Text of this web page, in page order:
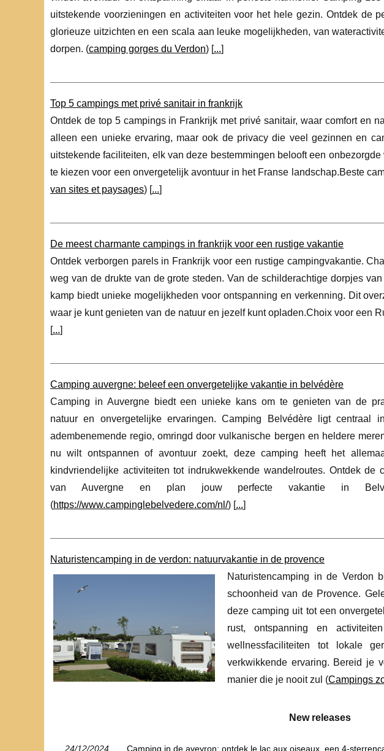
uitstekende voorzieningen en activiteiten voor het hele gezin. Ontdek de
glorieuze uitzichten en een scala aan leuke mogelijkheden, van
dorpen. (camping gorges du Verdon) [...]
Top 5 campings met privé sanitair in frankrijk
Ontdek de top 5 campings in Frankrijk met privé sanitair, waar comfort en
alleen een unieke ervaring, maar ook de privacy die veel gezinnen en
uitstekende faciliteiten, elk van deze bestemmingen belooft een
te kiezen voor een onvergetelijk avontuur in het Franse landschap.Beste
van sites et paysages) [...]
De meest charmante campings in frankrijk voor een rustige vakantie
Ontdek verborgen parels in Frankrijk voor een rustige campingvakantie.
weg van de drukte van de grote steden. Van de schilderachtige dorpjes
kamp biedt unieke mogelijkheden voor ontspanning en verkenning. Dit
waar je kunt genieten van de natuur en jezelf kunt opladen.Choix voor een
[...]
Camping auvergne: beleef een onvergetelijke vakantie in belvédère
Camping in Auvergne biedt een unieke kans om te genieten van de
natuur en onvergetelijke ervaringen. Camping Belvédère ligt centraal
adembenemende regio, omringd door vulkanische bergen en heldere
nu wilt ontspannen of avontuur zoekt, deze camping heeft het
kindvriendelijke activiteiten tot indrukwekkende wandelroutes. Ontdek de
van Auvergne en plan jouw perfecte vakantie in
(https://www.campinglebelvedere.com/nl/) [...]
Naturistencamping in de verdon: natuurvakantie in de provence
Naturistencamping in de Verdon
schoonheid van de Provence.
deze camping uit tot een
rust, ontspanning en
wellnessfaciliteiten tot lokale
verkwikkende ervaring. Bereid je
manier die je nooit zul (Campings
New releases
24/12/2024 Camping in de aveyron: ontdek le lac aux oiseaux, een 4-